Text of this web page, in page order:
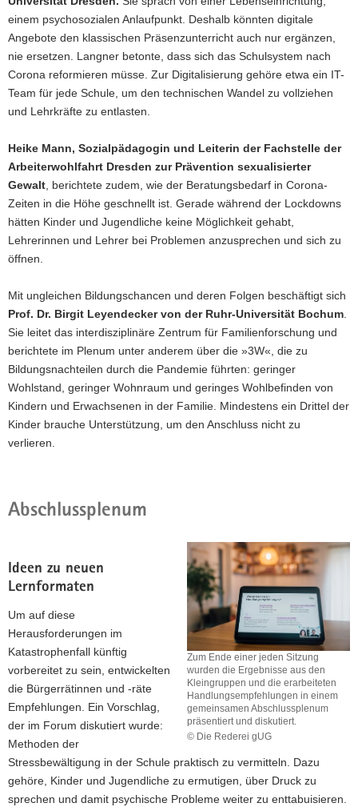
einem psychosozialen Anlaufpunkt. Deshalb könnten digitale
Angebote den klassischen Präsenzunterricht auch nur ergänzen,
nie ersetzen. Langner betonte, dass sich das Schulsystem nach
Corona reformieren müsse. Zur Digitalisierung gehöre etwa ein IT-
Team für jede Schule, um den technischen Wandel zu vollziehen
und Lehrkräfte zu entlasten.
Heike Mann, Sozialpädagogin und Leiterin der Fachstelle der
Arbeiterwohlfahrt Dresden zur Prävention sexualisierter
Gewalt , berichtete zudem, wie der Beratungsbedarf in Corona-
Zeiten in die Höhe geschnellt ist. Gerade während der Lockdowns
hätten Kinder und Jugendliche keine Möglichkeit gehabt,
Lehrerinnen und Lehrer bei Problemen anzusprechen und sich zu
öffnen.
Mit ungleichen Bildungschancen und deren Folgen beschäftigt sich
Prof. Dr. Birgit Leyendecker von der Ruhr-Universität Bochum
Sie leitet das interdisziplinäre Zentrum für Familienforschung und
berichtete im Plenum unter anderem über die »3W«, die zu
Bildungsnachteilen durch die Pandemie führten: geringer
Wohlstand, geringer Wohnraum und geringes Wohlbefinden von
Kindern und Erwachsenen in der Familie. Mindestens ein Drittel der
Kinder brauche Unterstützung, um den Anschluss nicht zu
verlieren.
Abschlussplenum
Zum Ende einer jeden Sitzung
wurden die Ergebnisse aus den
Kleingruppen und die erarbeiteten
Handlungsempfehlungen in einem
gemeinsamen Abschlussplenum
präsentiert und diskutiert.
© Die Rederei gUG
Ende
einer
jeden
Ideen zu neuen
Lernformaten
Um auf diese
Herausforderungen im
Katastrophenfall künftig
vorbereitet zu sein, entwickelten
die Bürgerrätinnen und -räte
Empfehlungen. Ein Vorschlag,
der im Forum diskutiert wurde:
Methoden der
Stressbewältigung in der Schule praktisch zu vermitteln. Dazu
gehöre, Kinder und Jugendliche zu ermutigen, über Druck zu
sprechen und damit psychische Probleme weiter zu enttabuisieren.